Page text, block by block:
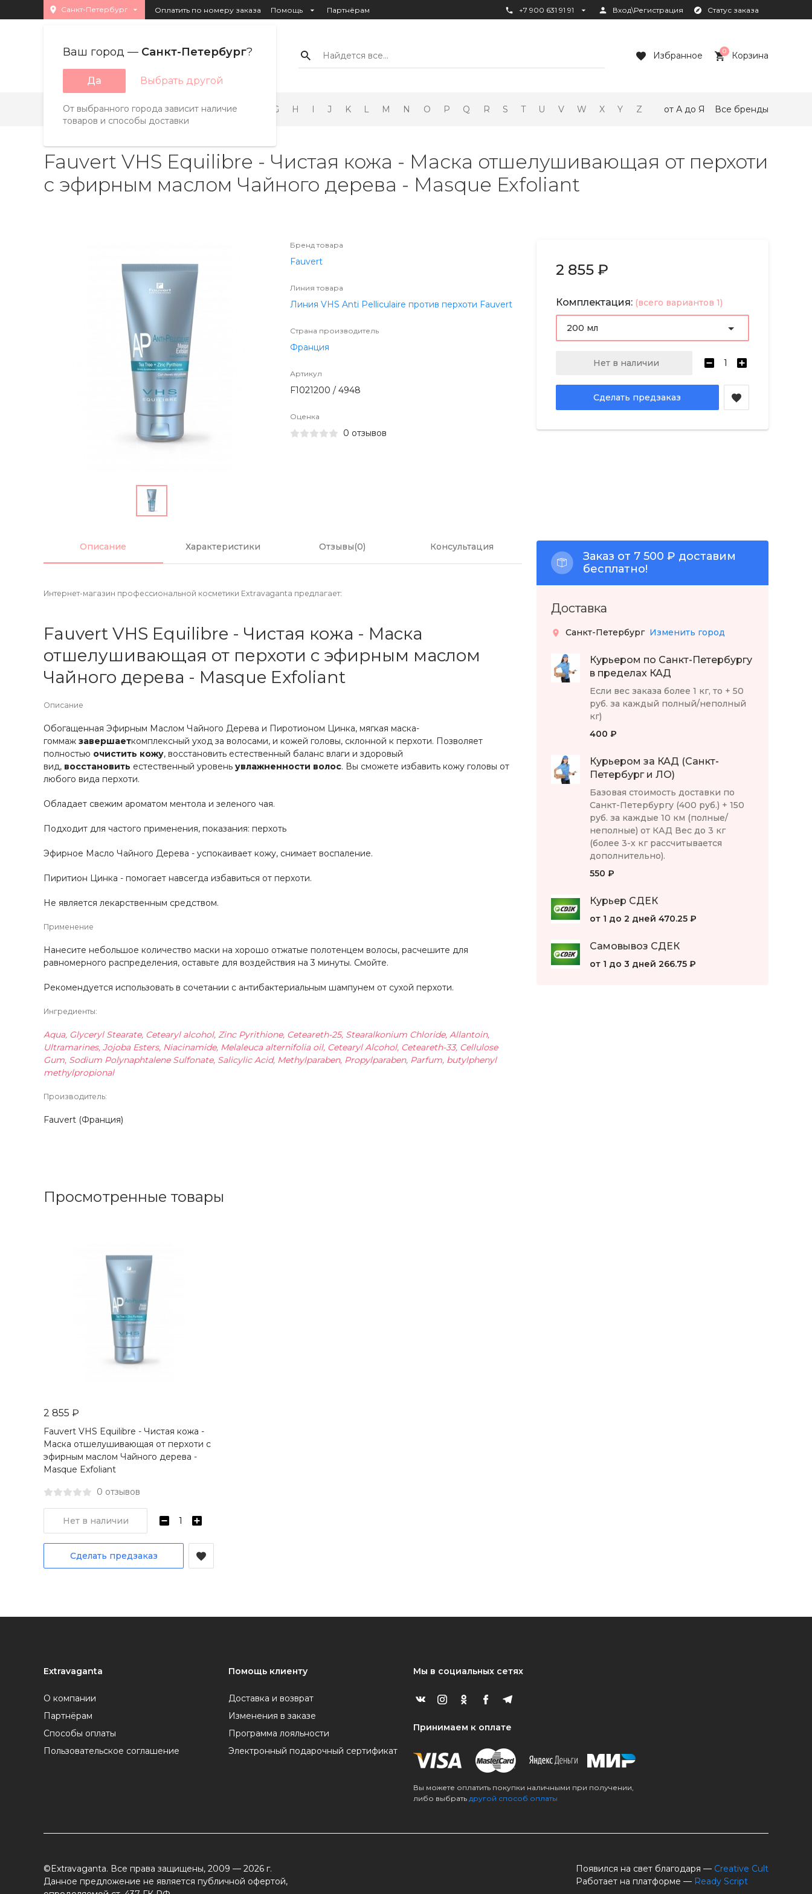
Санкт-Петербург
Ваш город — Санкт-Петербург?
Да Выбрать другой
От выбранного города зависит наличие
товаров и способы доставки
Оплатить по номеру заказа Помощь Партнёрам +7 900 631 91 91 Вход\Регистрация Статус заказа
Каталог товара Найдется все... Избранное 0 Корзина
Бренды Страны A B C D E G H I J K L M N O P Q R S T U V W X Y Z от А до Я Все бренды
Fauvert VHS Equilibre - Чистая кожа - Маска отшелушивающая от перхоти
с эфирным маслом Чайного дерева - Masque Exfoliant
Бренд товара
Fauvert
Линия товара
Линия VHS Anti Pelliculaire против перхоти Fauvert
Страна производитель
Франция
Артикул
F1021200 / 4948
Оценка
0 отзывов
2 855 ₽
Комплектация: (всего вариантов 1)
200 мл
Нет в наличии
Сделать предзаказ
Описание Характеристики Отзывы(0) Консультация
Интернет-магазин профессиональной косметики Extravaganta предлагает:
Fauvert VHS Equilibre - Чистая кожа - Маска
отшелушивающая от перхоти с эфирным маслом
Чайного дерева - Masque Exfoliant
Описание
Обогащенная Эфирным Маслом Чайного Дерева и Пиротионом Цинка, мягкая маска-
гоммаж завершаеткомплексный уход за волосами, и кожей головы, склонной к перхоти. Позволяет
полностью очистить кожу, восстановить естественный баланс влаги и здоровый
вид, восстановить естественный уровень увлажненности волос. Вы сможете избавить кожу головы от
любого вида перхоти.
Обладает свежим ароматом ментола и зеленого чая.
Подходит для частого применения, показания: перхоть
Эфирное Масло Чайного Дерева - успокаивает кожу, снимает воспаление.
Пиритион Цинка - помогает навсегда избавиться от перхоти.
Не является лекарственным средством.
Применение
Нанесите небольшое количество маски на хорошо отжатые полотенцем волосы, расчешите для
равномерного распределения, оставьте для воздействия на 3 минуты. Смойте.
Рекомендуется использовать в сочетании с антибактериальным шампунем от сухой перхоти.
Ингредиенты:
Aqua, Glyceryl Stearate, Cetearyl alcohol, Zinc Pyrithione, Ceteareth-25, Stearalkonium Chloride, Allantoin,
Ultramarines, Jojoba Esters, Niacinamide, Melaleuca alternifolia oil, Cetearyl Alcohol, Ceteareth-33, Cellulose
Gum, Sodium Polynaphtalene Sulfonate, Salicylic Acid, Methylparaben, Propylparaben, Parfum, butylphenyl
methylpropional
Производитель:
Fauvert (Франция)
Заказ от 7 500 ₽ доставим
бесплатно!
Доставка
Санкт-Петербург Изменить город
Курьером по Санкт-Петербургу
в пределах КАД
Если вес заказа более 1 кг, то + 50
руб. за каждый полный/неполный
кг)
400 ₽
Курьером за КАД (Санкт-
Петербург и ЛО)
Базовая стоимость доставки по
Санкт-Петербургу (400 руб.) + 150
руб. за каждые 10 км (полные/
неполные) от КАД Вес до 3 кг
(более 3-х кг рассчитывается
дополнительно).
550 ₽
Курьер СДЕК
от 1 до 2 дней 470.25 ₽
Самовывоз СДЕК
от 1 до 3 дней 266.75 ₽
Просмотренные товары
2 855 ₽
Fauvert VHS Equilibre - Чистая кожа -
Маска отшелушивающая от перхоти с
эфирным маслом Чайного дерева -
Masque Exfoliant
0 отзывов
Нет в наличии
Сделать предзаказ
Extravaganta
О компании
Партнёрам
Способы оплаты
Пользовательское соглашение
Помощь клиенту
Доставка и возврат
Изменения в заказе
Программа лояльности
Электронный подарочный сертификат
Мы в социальных сетях
Принимаем к оплате
Вы можете оплатить покупки наличными при получении,
либо выбрать другой способ оплаты
©Extravaganta. Все права защищены, 2009 — 2026 г.
Данное предложение не является публичной офертой,
Появился на свет благодаря — Creative Cult
Работает на платформе — Ready Script